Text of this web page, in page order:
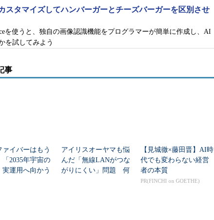
バックを踏まえての機能強化は続いている。初期のアク
プリセットした内容しか発話できなかったが、バージョン
ルタイムに発話できるようになった。
アルタイム性をさらに追求する他、複数人が不規則に発
発言したかが分かる「話者識別」にも取り組んでいく。ま
たり、逆に海外出身者が日本語の議論から置いていかれた
問題はどうしても生じます。その壁を超えて、のびのびと
スタマイズしてハンバーガーとチーズバーガーを区別させ
を使うと、独自の画像認識機能をプログラマーが簡単に作成し、AI
を試してみよう
事
ァイバーはもう
「2035年宇宙の
運用へ向かう
アイリスオーヤマも悩
んだ「無線LANがつな
がりにくい」問題 何
【見城徹×藤田晋】AI時
代でも変わらない経営
者の本質
PR(FINCHI on GOETHE)